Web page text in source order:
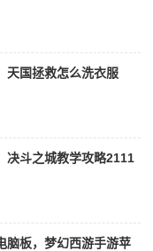
天国拯救怎么洗衣服
决斗之城教学攻略2111
脑板，梦幻西游手游苹